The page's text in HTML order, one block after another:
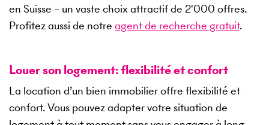
en Suisse – un vaste choix attractif de 2'000 offres.
Profitez aussi de notre agent de recherche gratuit.
Louer son logement: flexibilité et confort
La location d’un bien immobilier offre flexibilité et
confort. Vous pouvez adapter votre situation de